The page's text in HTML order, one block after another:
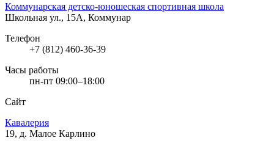
Коммунарская детско-юношеская спортивная школа
Школьная ул., 15А, Коммунар
Телефон
+7 (812) 460-36-39
Часы работы
пн-пт 09:00–18:00
Сайт
Кавалерия
19, д. Малое Карлино